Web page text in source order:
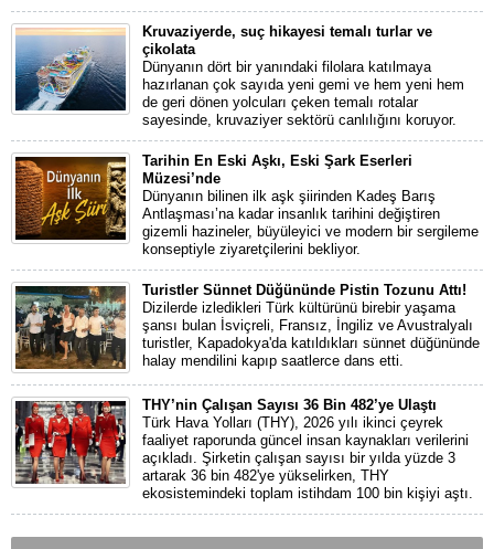
Kruvaziyerde, suç hikayesi temalı turlar ve
çikolata
Dünyanın dört bir yanındaki filolara katılmaya
hazırlanan çok sayıda yeni gemi ve hem yeni hem
de geri dönen yolcuları çeken temalı rotalar
sayesinde, kruvaziyer sektörü canlılığını koruyor.
Tarihin En Eski Aşkı, Eski Şark Eserleri
Müzesi’nde
Dünyanın bilinen ilk aşk şiirinden Kadeş Barış
Antlaşması’na kadar insanlık tarihini değiştiren
gizemli hazineler, büyüleyici ve modern bir sergileme
konseptiyle ziyaretçilerini bekliyor.
Turistler Sünnet Düğününde Pistin Tozunu Attı!
Dizilerde izledikleri Türk kültürünü birebir yaşama
şansı bulan İsviçreli, Fransız, İngiliz ve Avustralyalı
turistler, Kapadokya'da katıldıkları sünnet düğününde
halay mendilini kapıp saatlerce dans etti.
THY’nin Çalışan Sayısı 36 Bin 482’ye Ulaştı
Türk Hava Yolları (THY), 2026 yılı ikinci çeyrek
faaliyet raporunda güncel insan kaynakları verilerini
açıkladı. Şirketin çalışan sayısı bir yılda yüzde 3
artarak 36 bin 482'ye yükselirken, THY
ekosistemindeki toplam istihdam 100 bin kişiyi aştı.